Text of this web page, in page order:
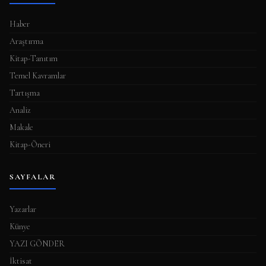
a
s
ı
Haber
Araştırma
Kitap-Tanıtım
Temel Kavramlar
Tartışma
Analiz
Makale
Kitap-Öneri
SAYFALAR
Yazarlar
Künye
YAZI GÖNDER
İktisat